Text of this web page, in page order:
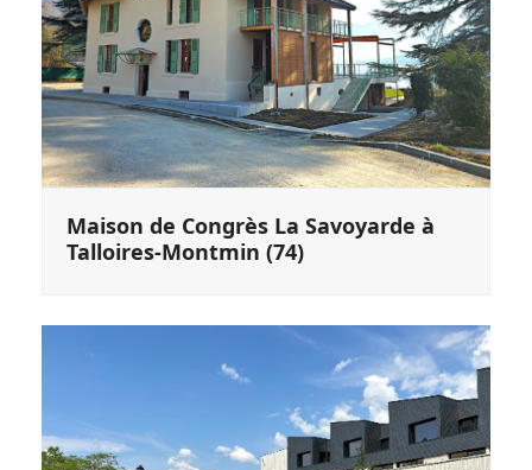
Maison de Congrès La Savoyarde à
Talloires-Montmin (74)